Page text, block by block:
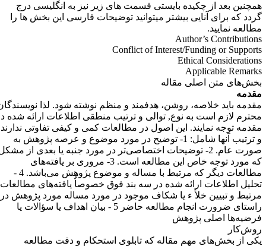
بعد از چکیده بایستی قسمت های زیر نیز به انگلیسی درج
که برای آنایی بیشتر میتوانید توضیحات فارسی این بخش ها را
نمایید.
Author’s
Conflict of Interest/Funding or
Ethical
Applicable
متن اصلی مقاله
باید خلاصه، روشن، هدفمند و منظم نوشته شود. لذا نویسندگان
لازم است به نوع, توالی و ترتیب منطقی اطلاعات ارائه شده در
توجه نمایند. این اصول در مطالعات کمی و کیفی تفاوتی ندارند
و ترتیب آنها شامل: 1- توضیح در مورد موضوع و عرصه پژوهش به
صورت عام. 2- توضیحات اختصاصی‌تر در مورد جنبه یا بعدی از مشکل
که مورد توجه خاص این مطالعه است. 3- مروری بر یافته‌های
مطالعات دیگر که مرتبط با مساله و موضوع پژوهش می‌باشد. 4 -
اطلاعات ارائه شده در سه بند فوق خصوصاٌ یافته‌های مطالعات
و تبیین خلأ ء یا شکاف موجود در مورد مساله مورد پژوهش در
راستای ضرورت انجام مطالعه حاضر 5 - بیان اهداف یا سؤالات یا
اصلی پژوهش
از بخش‌های مهم مقاله که تابلوی استحکام و دقت مطالعه